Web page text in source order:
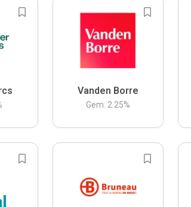
Vanden Borre
Gem. 2.25%